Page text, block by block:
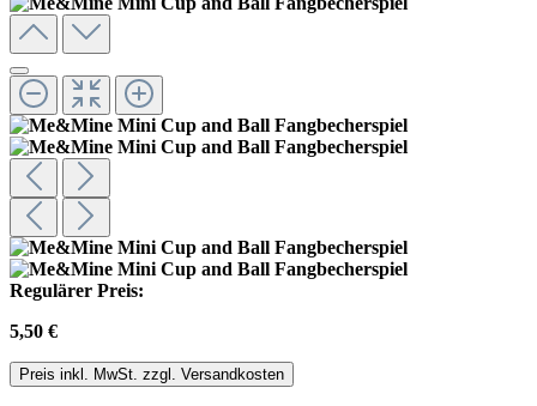
Regulärer Preis:
5,50 €
Preis inkl. MwSt. zzgl. Versandkosten